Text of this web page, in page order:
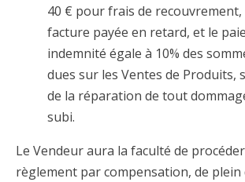
40 € pour frais de
facture payée en retard, et le
indemnité égale à 10% des
dues sur les Ventes de Produits,
de la réparation de tout
subi.
Le Vendeur aura la faculté de
règlement par compensation, de